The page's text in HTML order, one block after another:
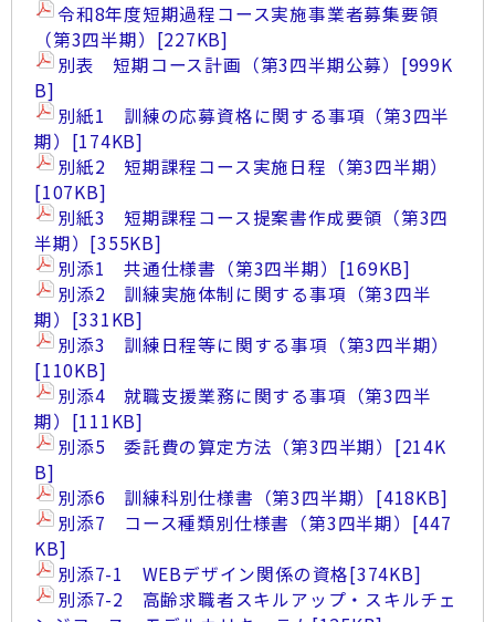
令和8年度短期過程コース実施事業者募集要領
（第3四半期） [227KB]
別表 短期コース計画（第3四半期公募） [999K
B]
別紙1 訓練の応募資格に関する事項（第3四半
期） [174KB]
別紙2 短期課程コース実施日程（第3四半期）
[107KB]
別紙3 短期課程コース提案書作成要領（第3四
半期） [355KB]
別添1 共通仕様書（第3四半期） [169KB]
別添2 訓練実施体制に関する事項（第3四半
期） [331KB]
別添3 訓練日程等に関する事項（第3四半期）
[110KB]
別添4 就職支援業務に関する事項（第3四半
期） [111KB]
別添5 委託費の算定方法（第3四半期） [214K
B]
別添6 訓練科別仕様書（第3四半期） [418KB]
別添7 コース種類別仕様書（第3四半期） [447
KB]
別添7-1 WEBデザイン関係の資格[374KB]
別添7-2 高齢求職者スキルアップ・スキルチェ